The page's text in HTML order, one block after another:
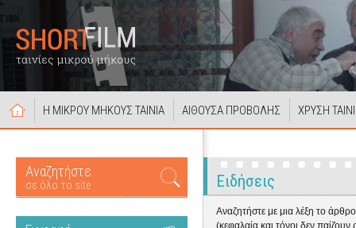
Η ΜΙΚΡΟΥ ΜΗΚΟΥΣ ΤΑΙΝΙΑ ΑΙΘΟΥΣΑ ΠΡΟΒΟΛΗΣ ΧΡΥΣΗ
Αναζητήστε
σε όλο το site Ειδήσεις
Αναζητήστε με μια λέξη το
(κεφαλαία και τόνοι δεν παίζουν